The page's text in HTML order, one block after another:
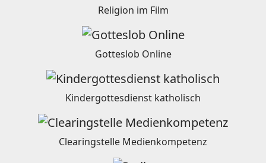
Religion im Film
Gotteslob Online
Kindergottesdienst katholisch
Clearingstelle Medienkompetenz